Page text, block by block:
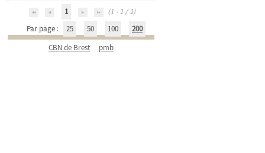
1
(1 - 1 / 1)
Par page :
25 50 100
200
CBN de Brest
pmb